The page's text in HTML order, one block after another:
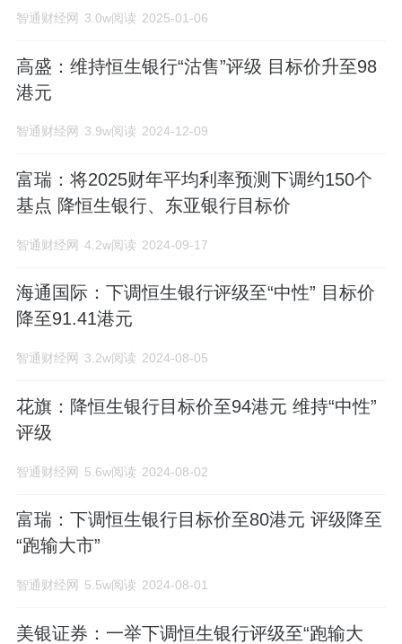
智通财经网 3.0w阅读 2025-01-06
高盛：维持恒生银行“沽售”评级 目标价升至98
港元
智通财经网 3.9w阅读 2024-12-09
富瑞：将2025财年平均利率预测下调约150个
基点 降恒生银行、东亚银行目标价
智通财经网 4.2w阅读 2024-09-17
海通国际：下调恒生银行评级至“中性” 目标价
降至91.41港元
智通财经网 3.2w阅读 2024-08-05
花旗：降恒生银行目标价至94港元 维持“中性”
评级
智通财经网 5.6w阅读 2024-08-02
富瑞：下调恒生银行目标价至80港元 评级降至
“跑输大市”
智通财经网 5.5w阅读 2024-08-01
美银证券：一举下调恒生银行评级至“跑输大